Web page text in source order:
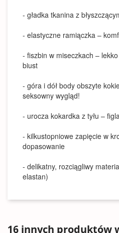
- gładka tkanina z
- elastyczne ramiączka –
- fiszbin w miseczkach –
biust
- góra i dół body obszyte
seksowny wygląd!
- urocza kokardka z tyłu –
- kilkustopniowe zapięcie w
dopasowanie
- delikatny, rozciągliwy
elastan)
16 innych produktów